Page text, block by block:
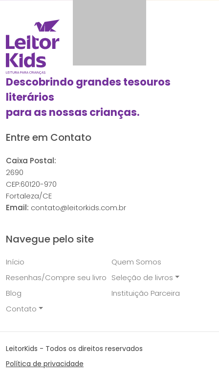
Descobrindo grandes tesouros
literários
para as nossas crianças.
Entre em Contato
Caixa Postal:
2690
CEP:60120-970
Fortaleza/CE
Email: contato@leitorkids.com.br
Navegue pelo site
Início
Quem Somos
Resenhas/Compre seu livro Seleção de livros
Blog
Instituição Parceira
Contato
LeitorKids - Todos os direitos reservados
Política de privacidade